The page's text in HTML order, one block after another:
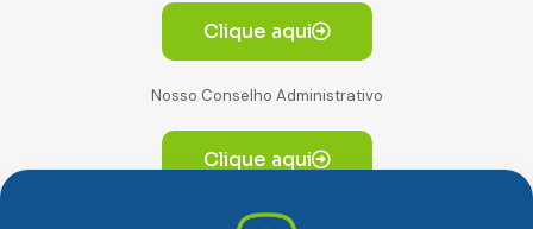
Clique aqui
Nosso Conselho Administrativo
Clique aqui